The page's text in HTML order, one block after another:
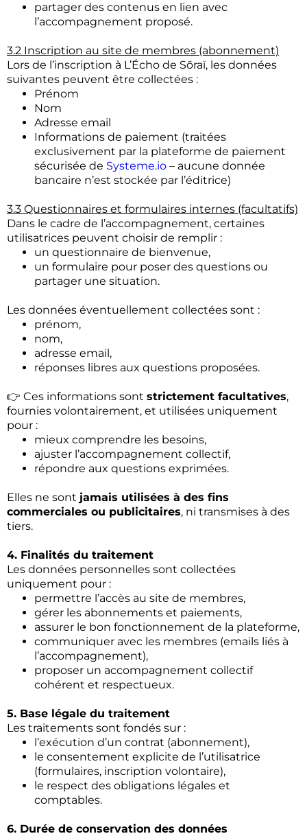
partager des contenus en lien avec
l’accompagnement proposé.
3.2 Inscription au site de membres (abonnement)
Lors de l’inscription à L’Écho de Sōraï, les données
suivantes peuvent être collectées :
Prénom
Nom
Adresse email
Informations de paiement (traitées
exclusivement par la plateforme de paiement
sécurisée de Systeme.io – aucune donnée
bancaire n’est stockée par l’éditrice)
3.3 Questionnaires et formulaires internes (facultatifs)
Dans le cadre de l’accompagnement, certaines
utilisatrices peuvent choisir de remplir :
un questionnaire de bienvenue,
un formulaire pour poser des questions ou
partager une situation.
Les données éventuellement collectées sont :
prénom,
nom,
adresse email,
réponses libres aux questions proposées.
👉 Ces informations sont strictement facultatives,
fournies volontairement, et utilisées uniquement
pour :
mieux comprendre les besoins,
ajuster l’accompagnement collectif,
répondre aux questions exprimées.
Elles ne sont jamais utilisées à des fins
commerciales ou publicitaires, ni transmises à des
tiers.
4. Finalités du traitement
Les données personnelles sont collectées
uniquement pour :
permettre l’accès au site de membres,
gérer les abonnements et paiements,
assurer le bon fonctionnement de la plateforme,
communiquer avec les membres (emails liés à
l’accompagnement),
proposer un accompagnement collectif
cohérent et respectueux.
5. Base légale du traitement
Les traitements sont fondés sur :
l’exécution d’un contrat (abonnement),
le consentement explicite de l’utilisatrice
(formulaires, inscription volontaire),
le respect des obligations légales et
comptables.
6. Durée de conservation des données